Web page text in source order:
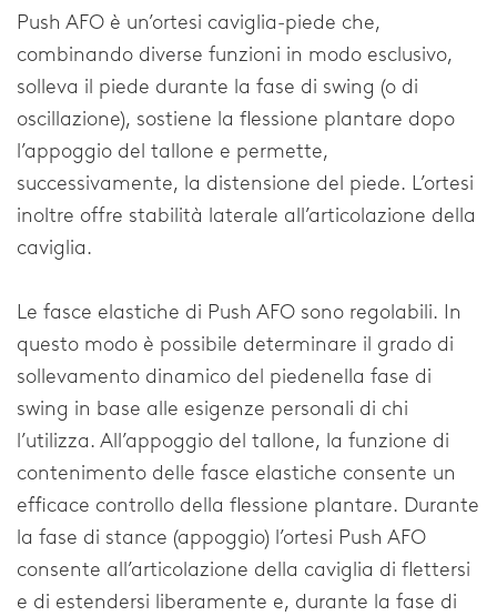
Scaricabili
Distributori
Avvertenza legale
Home
Push AFO è un’ortesi caviglia-piede che,
combinando diverse funzioni in modo esclusivo,
solleva il piede durante la fase di swing (o di
oscillazione), sostiene la flessione plantare dopo
l’appoggio del tallone e permette,
successivamente, la distensione del piede. L’ortesi
inoltre offre stabilità laterale all’articolazione della
caviglia.
Le fasce elastiche di Push AFO sono regolabili. In
questo modo è possibile determinare il grado di
sollevamento dinamico del piedenella fase di
swing in base alle esigenze personali di chi
l’utilizza. All’appoggio del tallone, la funzione di
contenimento delle fasce elastiche consente un
efficace controllo della flessione plantare. Durante
la fase di stance (appoggio) l’ortesi Push AFO
consente all’articolazione della caviglia di flettersi
e di estendersi liberamente e, durante la fase di